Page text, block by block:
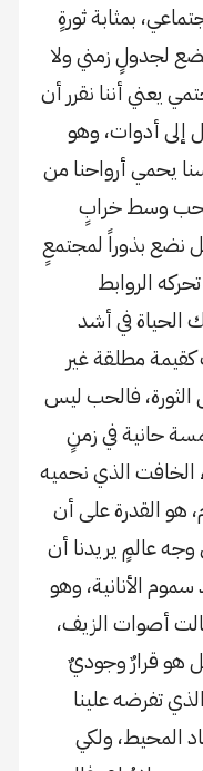
بمثابة ثورةٍ
لجدولٍ زمني ولا
يعني أننا نقرر أن
إلى أدوات، وهو
يحمي أرواحنا من
نحب وسط خرابٍ
نضع بذوراً لمجتمعٍ
الروابط
الحياة في أشد
مطلقة غير
فالحب ليس
حانية في زمنٍ
الذي نحميه
هو القدرة على أن
عالمٍ يريدنا أن
الأنانية، وهو
أصوات الزيف،
هو قرارٌ وجوديٌ
تفرضه علينا
المحيط، ولكي